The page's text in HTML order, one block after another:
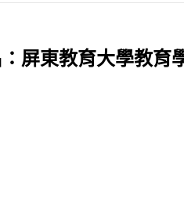
屏東教育大學教育